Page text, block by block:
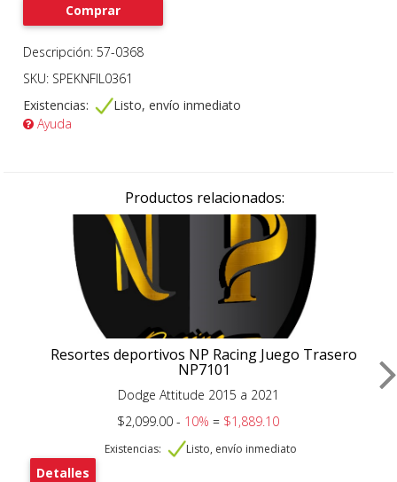
Comprar
Descripción: 57-0368
SKU: SPEKNFIL0361
Existencias:
Listo, envío inmediato
Ayuda
Productos relacionados:
Resortes deportivos NP Racing Juego Trasero
NP7101
Dodge Attitude 2015 a 2021
$2,099.00 - 10%= $1,889.10
Existencias: Listo, envío inmediato
Detalles